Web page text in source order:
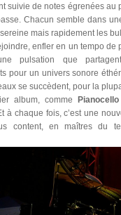
suivie de notes égrenées au
Chacun semble dans
mais rapidement les
enfler en un tempo de
pulsation que
pour un univers sonore
se succèdent, pour la
album, comme Pianocello
à chaque fois, c’est une
content, en maîtres du